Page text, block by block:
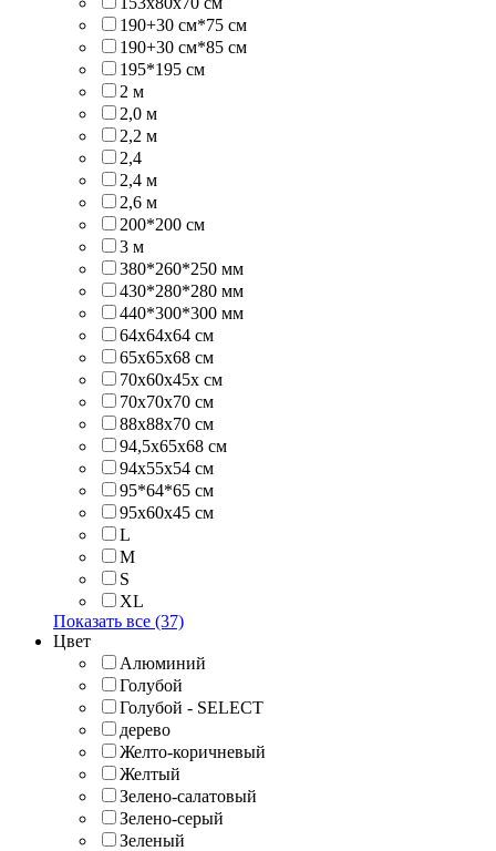
190+30 см*75 см
190+30 см*85 см
195*195 см
2 м
2,0 м
2,2 м
2,4
2,4 м
2,6 м
200*200 см
3 м
380*260*250 мм
430*280*280 мм
440*300*300 мм
64x64x64 см
65х65х68 см
70x60x45x см
70х70х70 см
88х88х70 см
94,5х65х68 см
94x55x54 см
95*64*65 см
95x60x45 см
L
M
S
XL
Показать все (37)
Цвет
Алюминий
Голубой
Голубой - SELECT
дерево
Желто-коричневый
Желтый
Зелено-салатовый
Зелено-серый
Зеленый